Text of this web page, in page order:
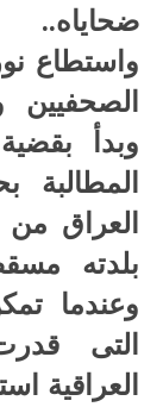
ضحاياه..
واستطاع
الصحفيين
وبدأ
المطالبة
العراق من
بلدته
وعندما
التى
العراقية